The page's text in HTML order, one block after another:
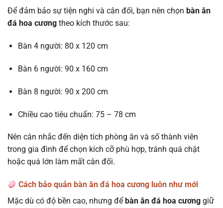
Để đảm bảo sự tiện nghi và cân đối, bạn nên chọn bàn ăn
đá hoa cương theo kích thước sau:
Bàn 4 người: 80 x 120 cm
Bàn 6 người: 90 x 160 cm
Bàn 8 người: 90 x 200 cm
Chiều cao tiêu chuẩn: 75 – 78 cm
Nên cân nhắc đến diện tích phòng ăn và số thành viên
trong gia đình để chọn kích cỡ phù hợp, tránh quá chật
hoặc quá lớn làm mất cân đối.
Cách bảo quản bàn ăn đá hoa cương luôn như mới
Mặc dù có độ bền cao, nhưng để bàn ăn đá hoa cương giữ